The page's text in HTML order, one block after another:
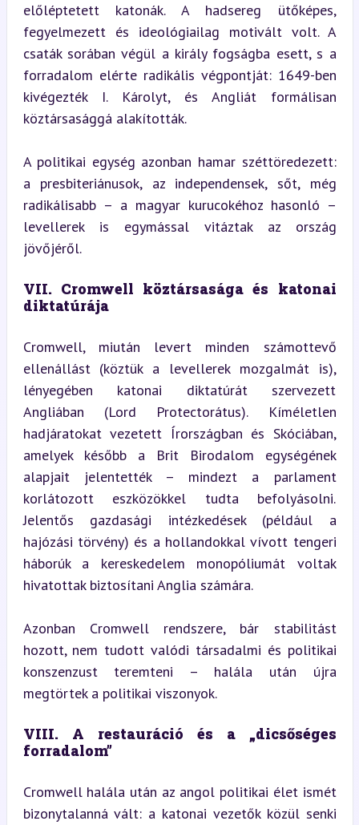
előléptetett katonák. A hadsereg ütőképes,
fegyelmezett és ideológiailag motivált volt. A
csaták sorában végül a király fogságba esett, s a
forradalom elérte radikális végpontját: 1649-ben
kivégezték I. Károlyt, és Angliát formálisan
köztársasággá alakították.
A politikai egység azonban hamar széttöredezett:
a presbiteriánusok, az independensek, sőt, még
radikálisabb – a magyar kurucokéhoz hasonló –
levellerek is egymással vitáztak az ország
jövőjéről.
VII. Cromwell köztársasága és katonai
diktatúrája
Cromwell, miután levert minden számottevő
ellenállást (köztük a levellerek mozgalmát is),
lényegében katonai diktatúrát szervezett
Angliában (Lord Protectorátus). Kíméletlen
hadjáratokat vezetett Írországban és Skóciában,
amelyek később a Brit Birodalom egységének
alapjait jelentették – mindezt a parlament
korlátozott eszközökkel tudta befolyásolni.
Jelentős gazdasági intézkedések (például a
hajózási törvény) és a hollandokkal vívott tengeri
háborúk a kereskedelem monopóliumát voltak
hivatottak biztosítani Anglia számára.
Azonban Cromwell rendszere, bár stabilitást
hozott, nem tudott valódi társadalmi és politikai
konszenzust teremteni – halála után újra
megtörtek a politikai viszonyok.
VIII. A restauráció és a „dicsőséges
forradalom”
Cromwell halála után az angol politikai élet ismét
bizonytalanná vált: a katonai vezetők közül senki